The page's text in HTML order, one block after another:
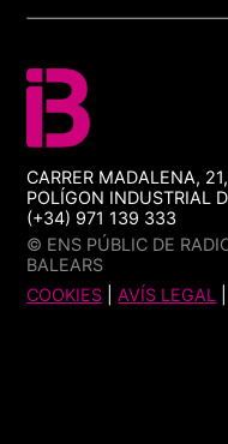
CARRER MADALENA,
POLÍGON INDUSTRIAL
(+34) 971 139 333
© ENS PÚBLIC DE
BALEARS
COOKIES |AVÍS LEGAL